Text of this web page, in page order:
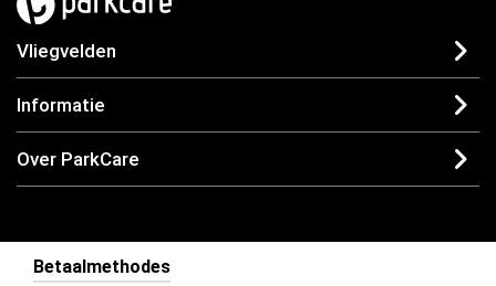
Vliegvelden
Informatie
Over ParkCare
Betaalmethodes